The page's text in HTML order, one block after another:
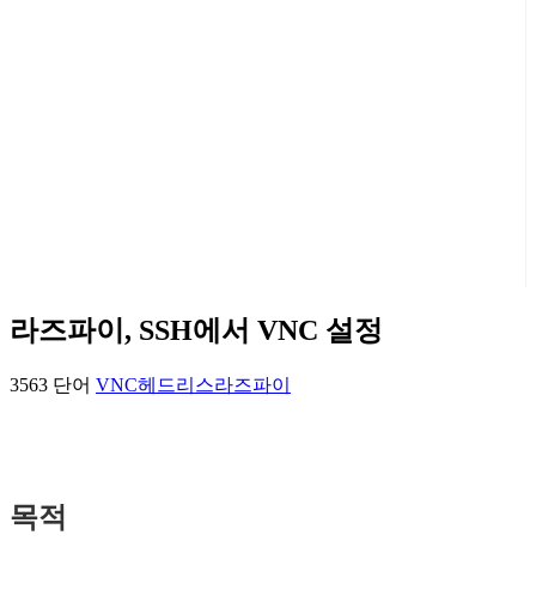
라즈파이, SSH에서 VNC 설정
3563 단어 VNC헤드리스라즈파이
목적